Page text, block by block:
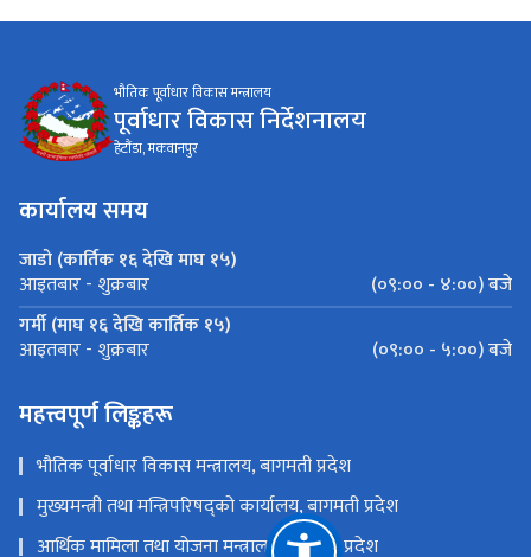
भौतिक पूर्वाधार विकास मन्त्रालय
पूर्वाधार विकास निर्देशनालय
हेटौंडा, मकवानपुर
कार्यालय समय
जाडो (कार्तिक १६ देखि माघ १५)
आइतबार - शुक्रबार
(०९:०० - ४:००) बजे
गर्मी (माघ १६ देखि कार्तिक १५)
आइतबार - शुक्रबार (०९:०० - ५:००) बजे
महत्त्वपूर्ण लिङ्कहरू
भौतिक पूर्वाधार विकास मन्त्रालय, बागमती प्रदेश
मुख्यमन्त्री तथा मन्त्रिपरिषद्को कार्यालय, बागमती प्रदेश
आर्थिक मामिला तथा योजना मन्त्रालय, बागमती प्रदेश